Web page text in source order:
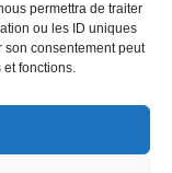
permettra de traiter
ou les ID uniques
son consentement peut
et fonctions.